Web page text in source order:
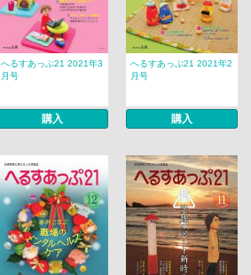
へるすあっぷ21 2021年3
月号
購入
へるすあっぷ21 2021年2
月号
購入